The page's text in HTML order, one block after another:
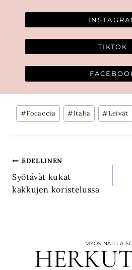
TIKTOK
Avainsanat:
#Focaccia #Italia #Leivät
Artikkelien
selaus
EDELLINEN
Syötävät kukat
kakkujen koristelussa
MYÖS NÄILLÄ